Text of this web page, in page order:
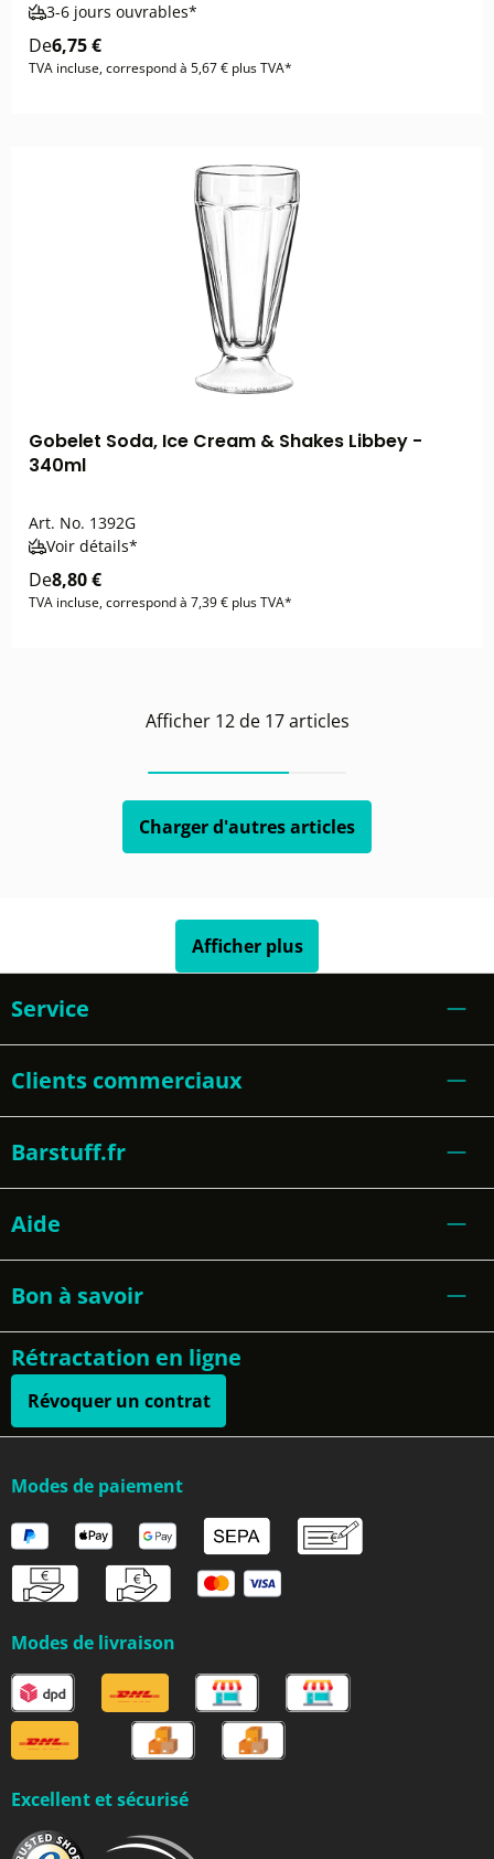
3-6 jours ouvrables*
De6,75 €
TVA incluse, correspond à 5,67 € plus TVA*
Gobelet Soda, Ice Cream & Shakes Libbey -
340ml
Art. No. 1392G
Voir détails*
De8,80 €
TVA incluse, correspond à 7,39 € plus TVA*
Afficher 12de 17articles
Charger d'autres articles
Afficher plus
Service
Clients commerciaux
Barstuff.fr
Aide
Bon à savoir
Rétractation en ligne
Révoquer un contrat
Modes de paiement
Modes de livraison
Excellent et sécurisé